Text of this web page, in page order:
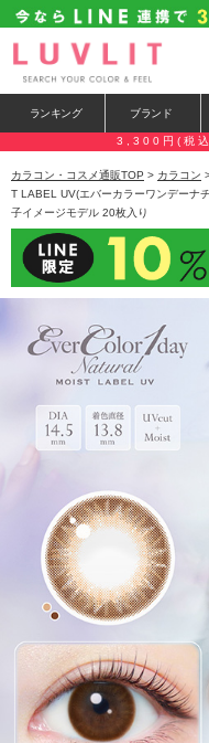
ランキング ブランド
3,300円(税込
カラコン・コスメ通販TOP > カラコン
T LABEL UV(エバーカラーワンデーナ
子イメージモデル 20枚入り